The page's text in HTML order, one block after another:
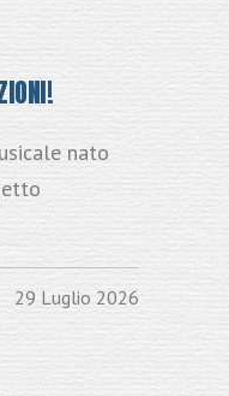
nato
29 Luglio 2026